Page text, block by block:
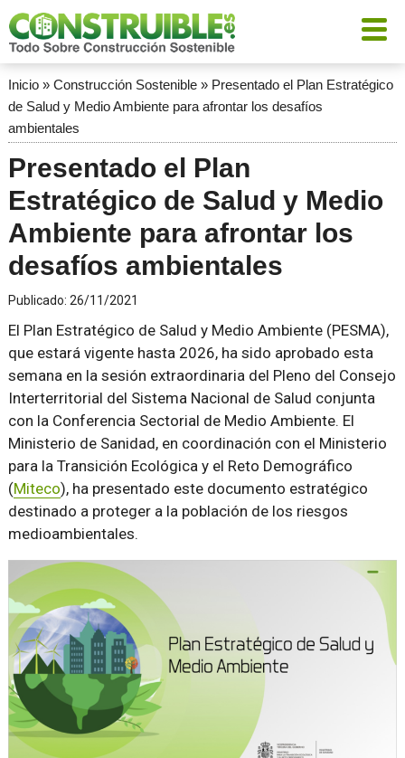
Inicio» Construcción Sostenible» Presentado el Plan Estratégico
de Salud y Medio Ambiente para afrontar los desafíos
ambientales
Presentado el Plan
Estratégico de Salud y Medio
Ambiente para afrontar los
desafíos ambientales
Publicado: 26/11/2021
El Plan Estratégico de Salud y Medio Ambiente (PESMA),
que estará vigente hasta 2026, ha sido aprobado esta
semana en la sesión extraordinaria del Pleno del Consejo
Interterritorial del Sistema Nacional de Salud conjunta
con la Conferencia Sectorial de Medio Ambiente. El
Ministerio de Sanidad, en coordinación con el Ministerio
para la Transición Ecológica y el Reto Demográfico
(Miteco), ha presentado este documento estratégico
destinado a proteger a la población de los riesgos
medioambientales.